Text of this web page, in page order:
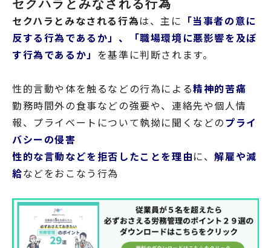
セクハラとみなされる行為は、主に 「当事者の意に
反する行為であるか」、「職場環境に悪影響を及ぼ
す行為であるか」 を基準に判断されます。
性的言動や体を触るなどの行為による精神的苦痛
勤務時間外の食事などの強要や、連絡先や個人情
報、プライベートについて執拗に聞くなどのプライ
バシーの侵害
性的な言動などを拒否したことを理由に、解雇や減
給などをおこなう行為